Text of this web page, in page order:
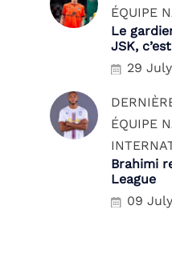
ÉQUIPE
Le
JSK,
29
ÉQUIPE
Brahimi
League
09